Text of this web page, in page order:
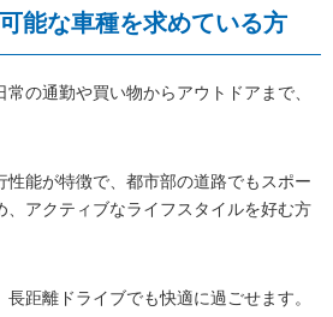
能な車種を求めている方
の通勤や買い物からアウトドアまで、
性能が特徴で、都市部の道路でもスポー
、アクティブなライフスタイルを好む方
距離ドライブでも快適に過ごせます。